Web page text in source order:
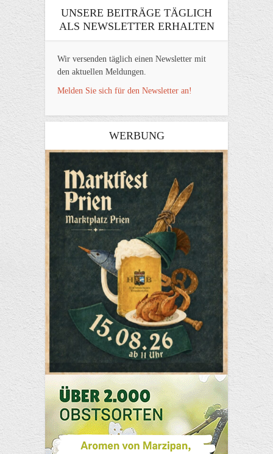
UNSERE BEITRÄGE TÄGLICH
ALS NEWSLETTER ERHALTEN
Wir versenden täglich einen Newsletter mit
den aktuellen Meldungen.
Melden Sie sich für den Newsletter an!
WERBUNG